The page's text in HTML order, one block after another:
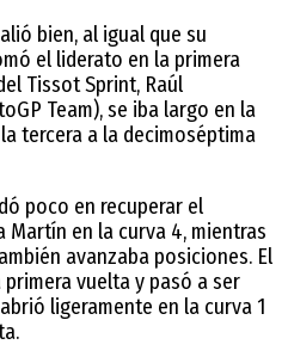
bien, al igual que su
el liderato en la primera
Tissot Sprint, Raúl
Team), se iba largo en la
tercera a la decimoséptima
poco en recuperar el
en la curva 4, mientras
avanzaba posiciones. El
vuelta y pasó a ser
ligeramente en la curva 1